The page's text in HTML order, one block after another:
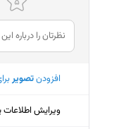
دوشنبه
سه‌شنبه
چهارشنبه
افزودنتصویر
ویرایش اطلاعات